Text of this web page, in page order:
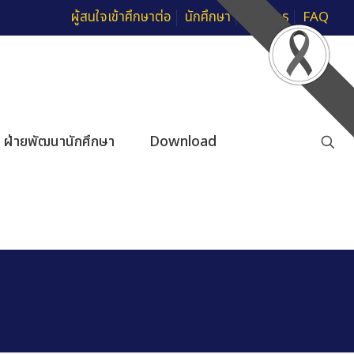
ผู้สนใจเข้าศึกษาต่อ นักศึกษา บุคลากร FAQ
ฝ่ายพัฒนานักศึกษา Download